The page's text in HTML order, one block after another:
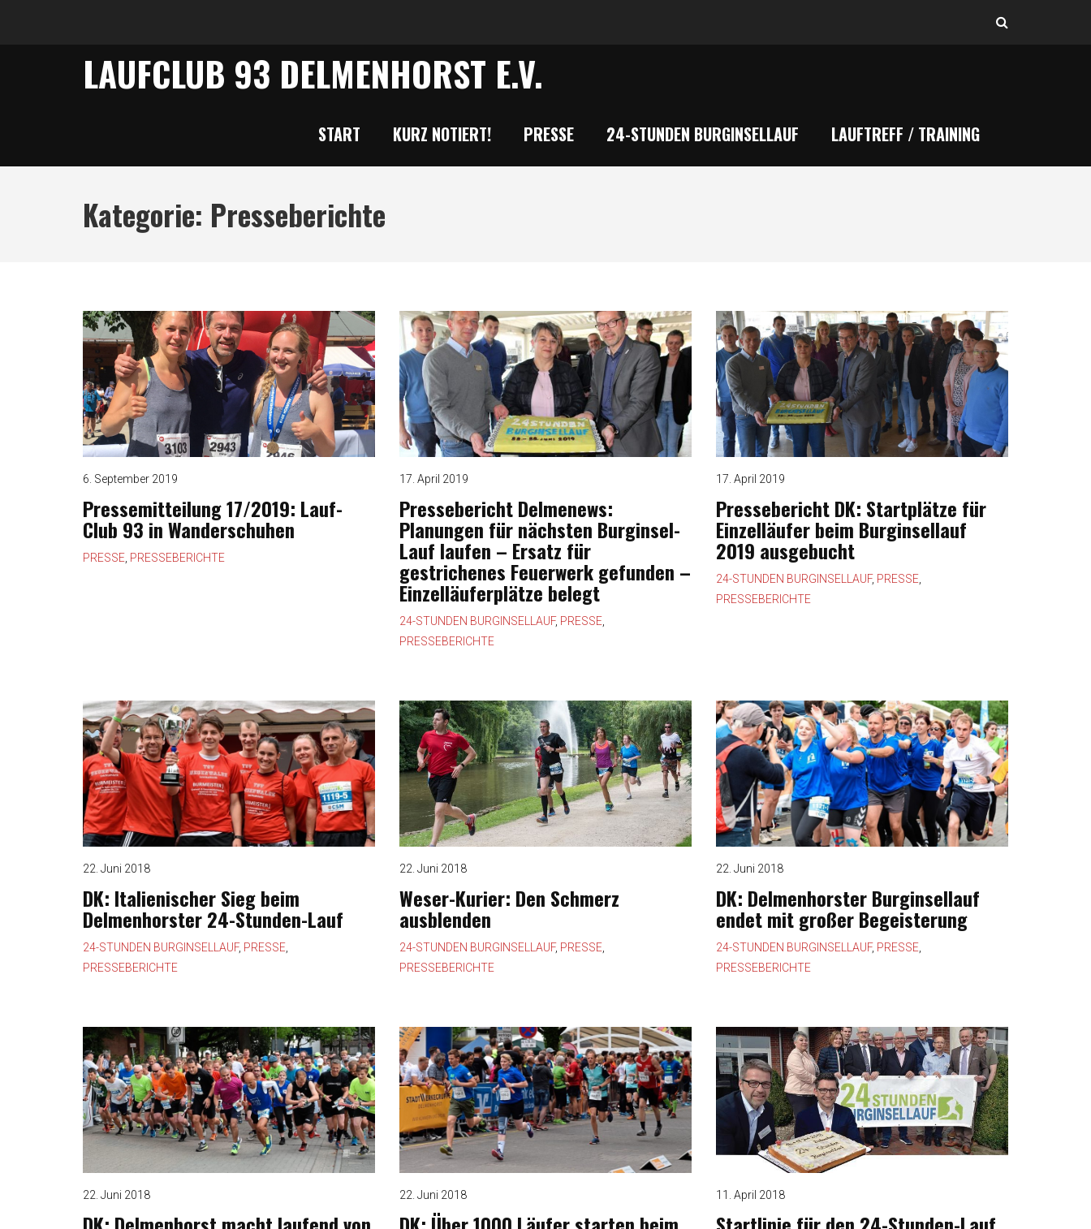
LAUFCLUB 93 DELMENHORST E.V.
START KURZ NOTIERT! PRESSE 24-STUNDEN BURGINSELLAUF LAUFTREFF / TRAINING
Kategorie: Presseberichte
6. September 2019
Pressemitteilung 17/2019: Lauf-
Club 93 in Wanderschuhen
PRESSE PRESSEBERICHTE
17. April 2019
Pressebericht Delmenews:
Planungen für nächsten Burginsel-
Lauf laufen – Ersatz für
gestrichenes Feuerwerk gefunden –
Einzelläuferplätze belegt
24-STUNDEN BURGINSELLAUF, PRESSE
PRESSEBERICHTE
17. April 2019
Pressebericht DK: Startplätze für
Einzelläufer beim Burginsellauf
2019 ausgebucht
24-STUNDEN BURGINSELLAUF, PRESSE
PRESSEBERICHTE
22. Juni 2018
DK: Italienischer Sieg beim
Delmenhorster 24-Stunden-Lauf
24-STUNDEN BURGINSELLAUF, PRESSE
PRESSEBERICHTE
22. Juni 2018
Weser-Kurier: Den Schmerz
ausblenden
24-STUNDEN BURGINSELLAUF, PRESSE
PRESSEBERICHTE
22. Juni 2018
DK: Delmenhorster Burginsellauf
endet mit großer Begeisterung
24-STUNDEN BURGINSELLAUF, PRESSE
PRESSEBERICHTE
22. Juni 2018 22. Juni 2018 11. April 2018